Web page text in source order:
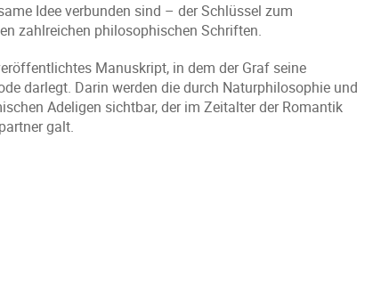
Idee verbunden sind – der Schlüssel zum
zahlreichen philosophischen Schriften.
Manuskript, in dem der Graf seine
darlegt. Darin werden die durch Naturphilosophie und
Adeligen sichtbar, der im Zeitalter der Romantik
galt.